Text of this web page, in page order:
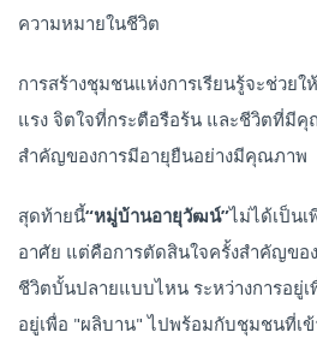
ความหมายในชีวิต
การสร้างชุมชนแห่งการเรียนรู้จะช่วยใ
แรง จิตใจที่กระตือรือร้น และชีวิตที่มีคุ
สำคัญของการมีอายุยืนอย่างมีคุณภาพ
สุดท้ายนี้“หมู่บ้านอายุวัฒน์”ไม่ได้เป็น
อาศัย แต่คือการตัดสินใจครั้งสำคัญของ
ชีวิตบั้นปลายแบบไหน ระหว่างการอยู่เ
อยู่เพื่อ "ผลิบาน" ไปพร้อมกับชุมชนที่เข้